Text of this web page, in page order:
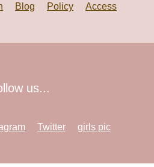
Blog Policy Access
us...
Twitter girls pic